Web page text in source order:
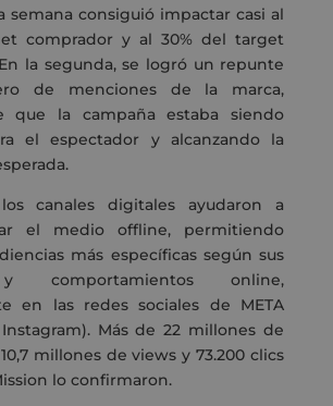
semana consiguió impactar casi al
comprador y al 30% del target
la segunda, se logró un repunte
de menciones de la marca,
que la campaña estaba siendo
el espectador y alcanzando la
canales digitales ayudaron a
el medio offline, permitiendo
más específicas según sus
comportamientos online,
en las redes sociales de META
Más de 22 millones de
millones de views y 73.200 clics
lo confirmaron.